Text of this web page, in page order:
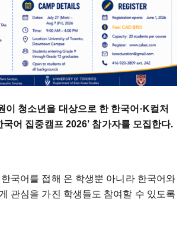
이 청소년을 대상으로 한 한국어·K컬처
국어 집중캠프 2026’ 참가자를 모집한다.
국어를 접해 온 학생뿐 아니라 한국어와
관심을 가진 학생들도 참여할 수 있도록